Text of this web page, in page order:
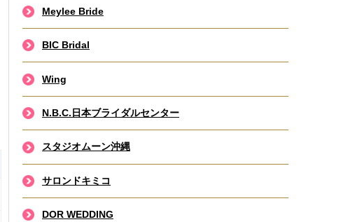
Meylee Bride
BIC Bridal
Wing
N.B.C.日本ブライダルセンター
スタジオムーン沖縄
サロンドキミコ
DOR WEDDING